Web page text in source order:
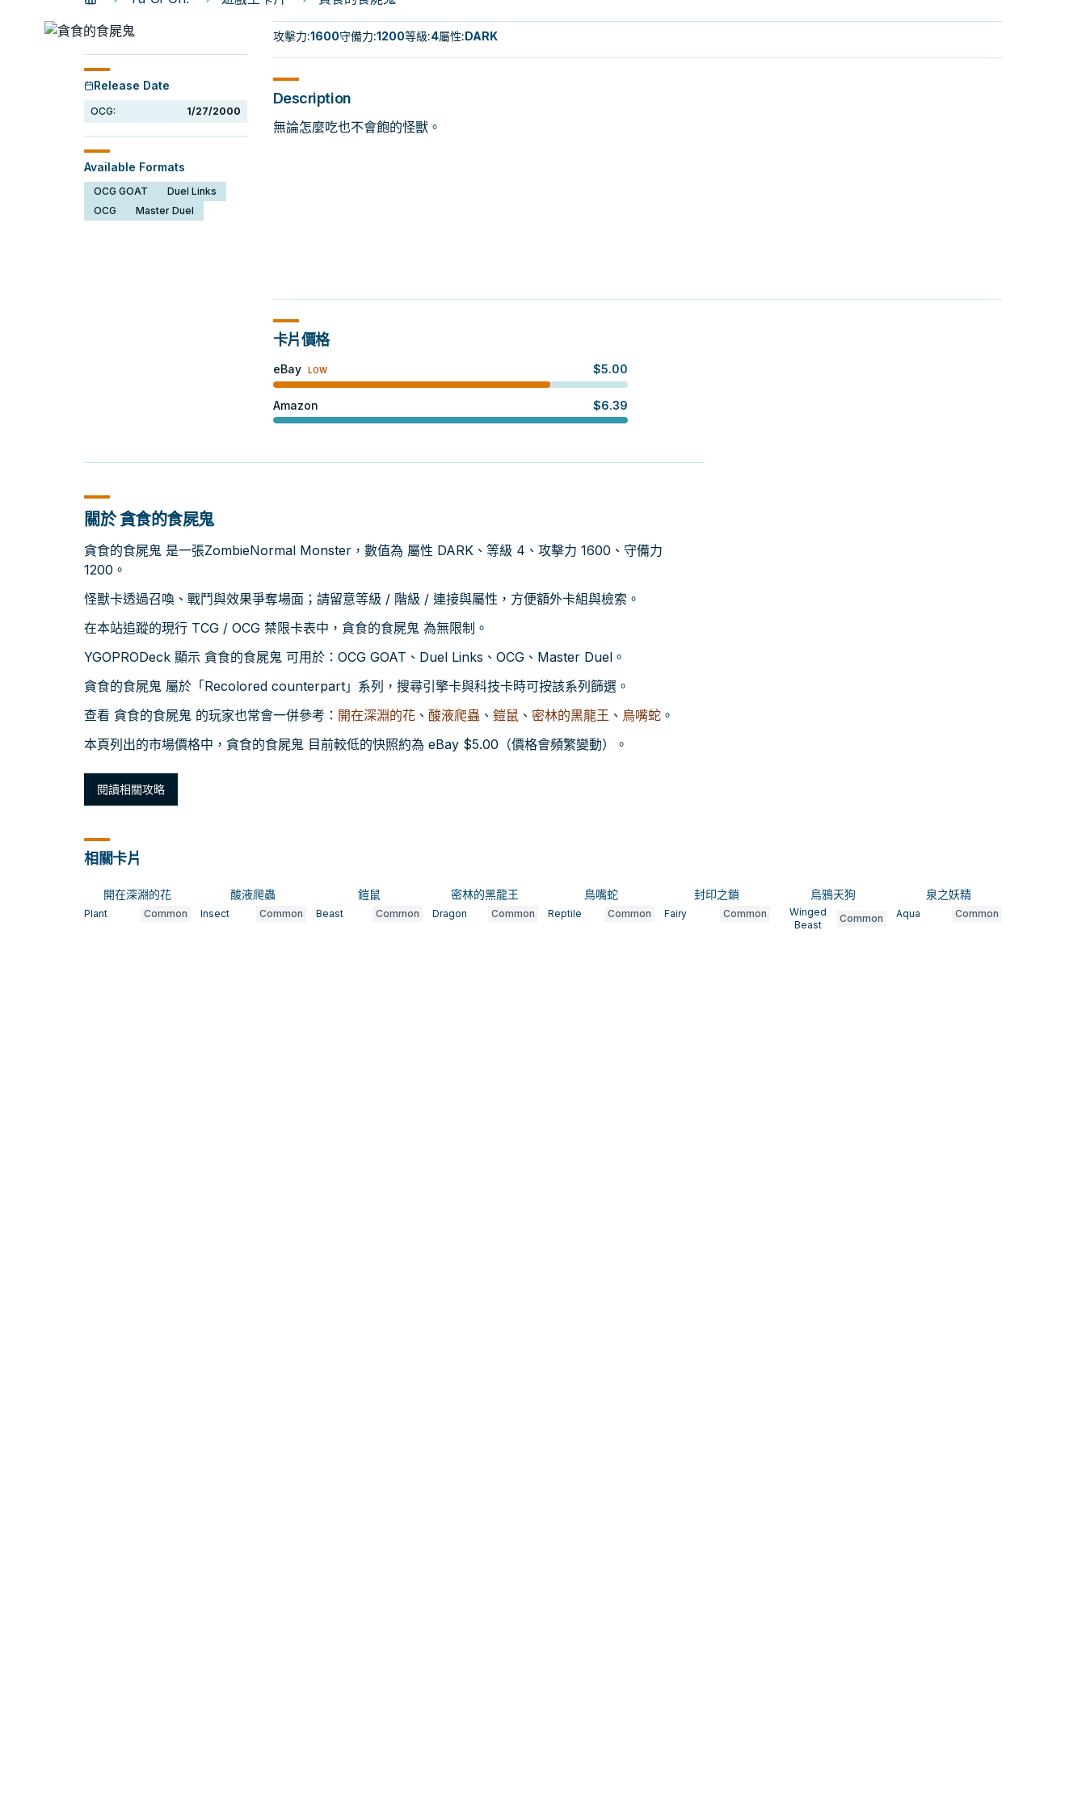
Release Date
OCG: 1/27/2000
Available Formats
OCG GOAT
Duel Links
OCG
Master Duel
攻擊力:1600守備力:1200等級:4屬性:DARK
Description
無論怎麼吃也不會飽的怪獸。
卡片價格
eBay LOW $5.00
Amazon $6.39
關於 貪食的食屍鬼
貪食的食屍鬼 是一張ZombieNormal Monster，數值為 屬性 DARK、等級 4、攻擊力 1600、守備力
1200。
怪獸卡透過召喚、戰鬥與效果爭奪場面；請留意等級 / 階級 / 連接與屬性，方便額外卡組與檢索。
在本站追蹤的現行 TCG / OCG 禁限卡表中，貪食的食屍鬼 為無限制。
YGOPRODeck 顯示 貪食的食屍鬼 可用於：OCG GOAT、Duel Links、OCG、Master Duel。
貪食的食屍鬼 屬於「Recolored counterpart」系列，搜尋引擎卡與科技卡時可按該系列篩選。
查看 貪食的食屍鬼 的玩家也常會一併參考： 開在深淵的花 、 酸液爬蟲 、 鎧鼠 、 密林的黑龍王 、 鳥嘴蛇 。
本頁列出的市場價格中，貪食的食屍鬼 目前較低的快照約為 eBay $5.00（價格會頻繁變動）。
閱讀相關攻略
相關卡片
開在深淵的花
Plant Common
酸液爬蟲
Insect Common
鎧鼠
Beast Common
密林的黑龍王
Dragon Common
鳥嘴蛇
Reptile Common
封印之鎖
Fairy Common
烏鴉天狗
Winged
Beast
Common
泉之妖精
Aqua Common